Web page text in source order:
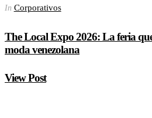
In Corporativos
The Local Expo 2026: La feria
moda venezolana
View Post